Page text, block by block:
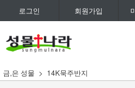
로그인 회원가입
금,은 성물 14K묵주반지